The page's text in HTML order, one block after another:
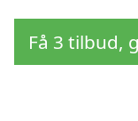
Få 3 tilbud,